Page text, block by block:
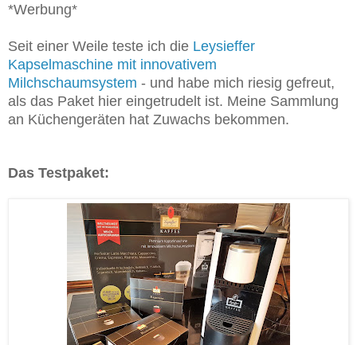
*Werbung*
Seit einer Weile teste ich die Leysieffer
Kapselmaschine mit innovativem
Milchschaumsystem - und habe mich riesig gefreut,
als das Paket hier eingetrudelt ist. Meine Sammlung
an Küchengeräten hat Zuwachs bekommen.
Das Testpaket: